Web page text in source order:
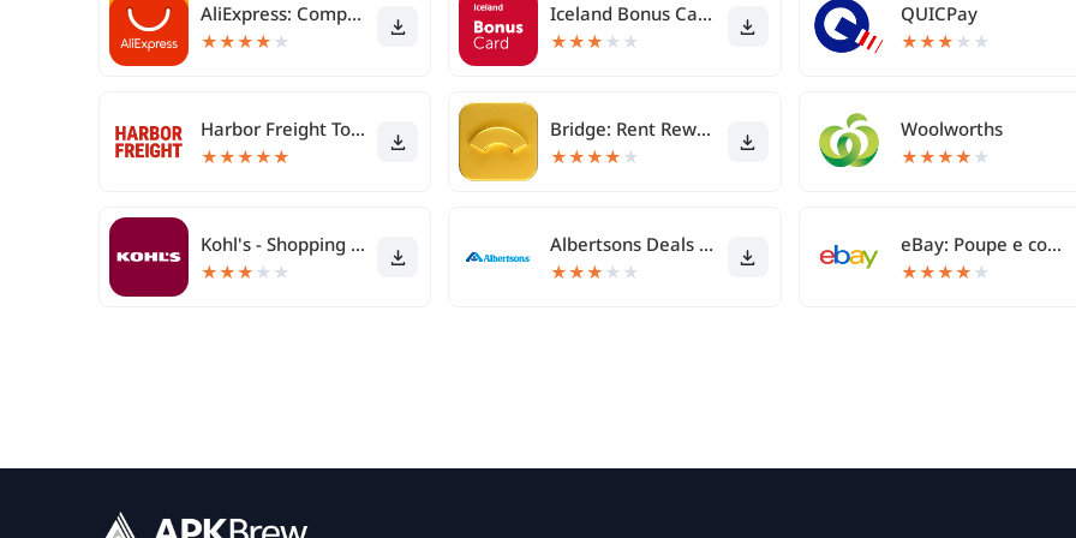
AliExpress: Compras online
★★★★ ★
Iceland Bonus Card
★★★ ★ ★
QUICPay
★★★ ★ ★
Harbor Freight Tools
★★★★★
Bridge: Rent Rewards & More
★★★★ ★
Woolworths
★★★★ ★
Kohl's - Shopping & Discounts
★★★ ★ ★
Albertsons Deals & Delivery
★★★ ★ ★
eBay: Poupe e compre
★★★★ ★